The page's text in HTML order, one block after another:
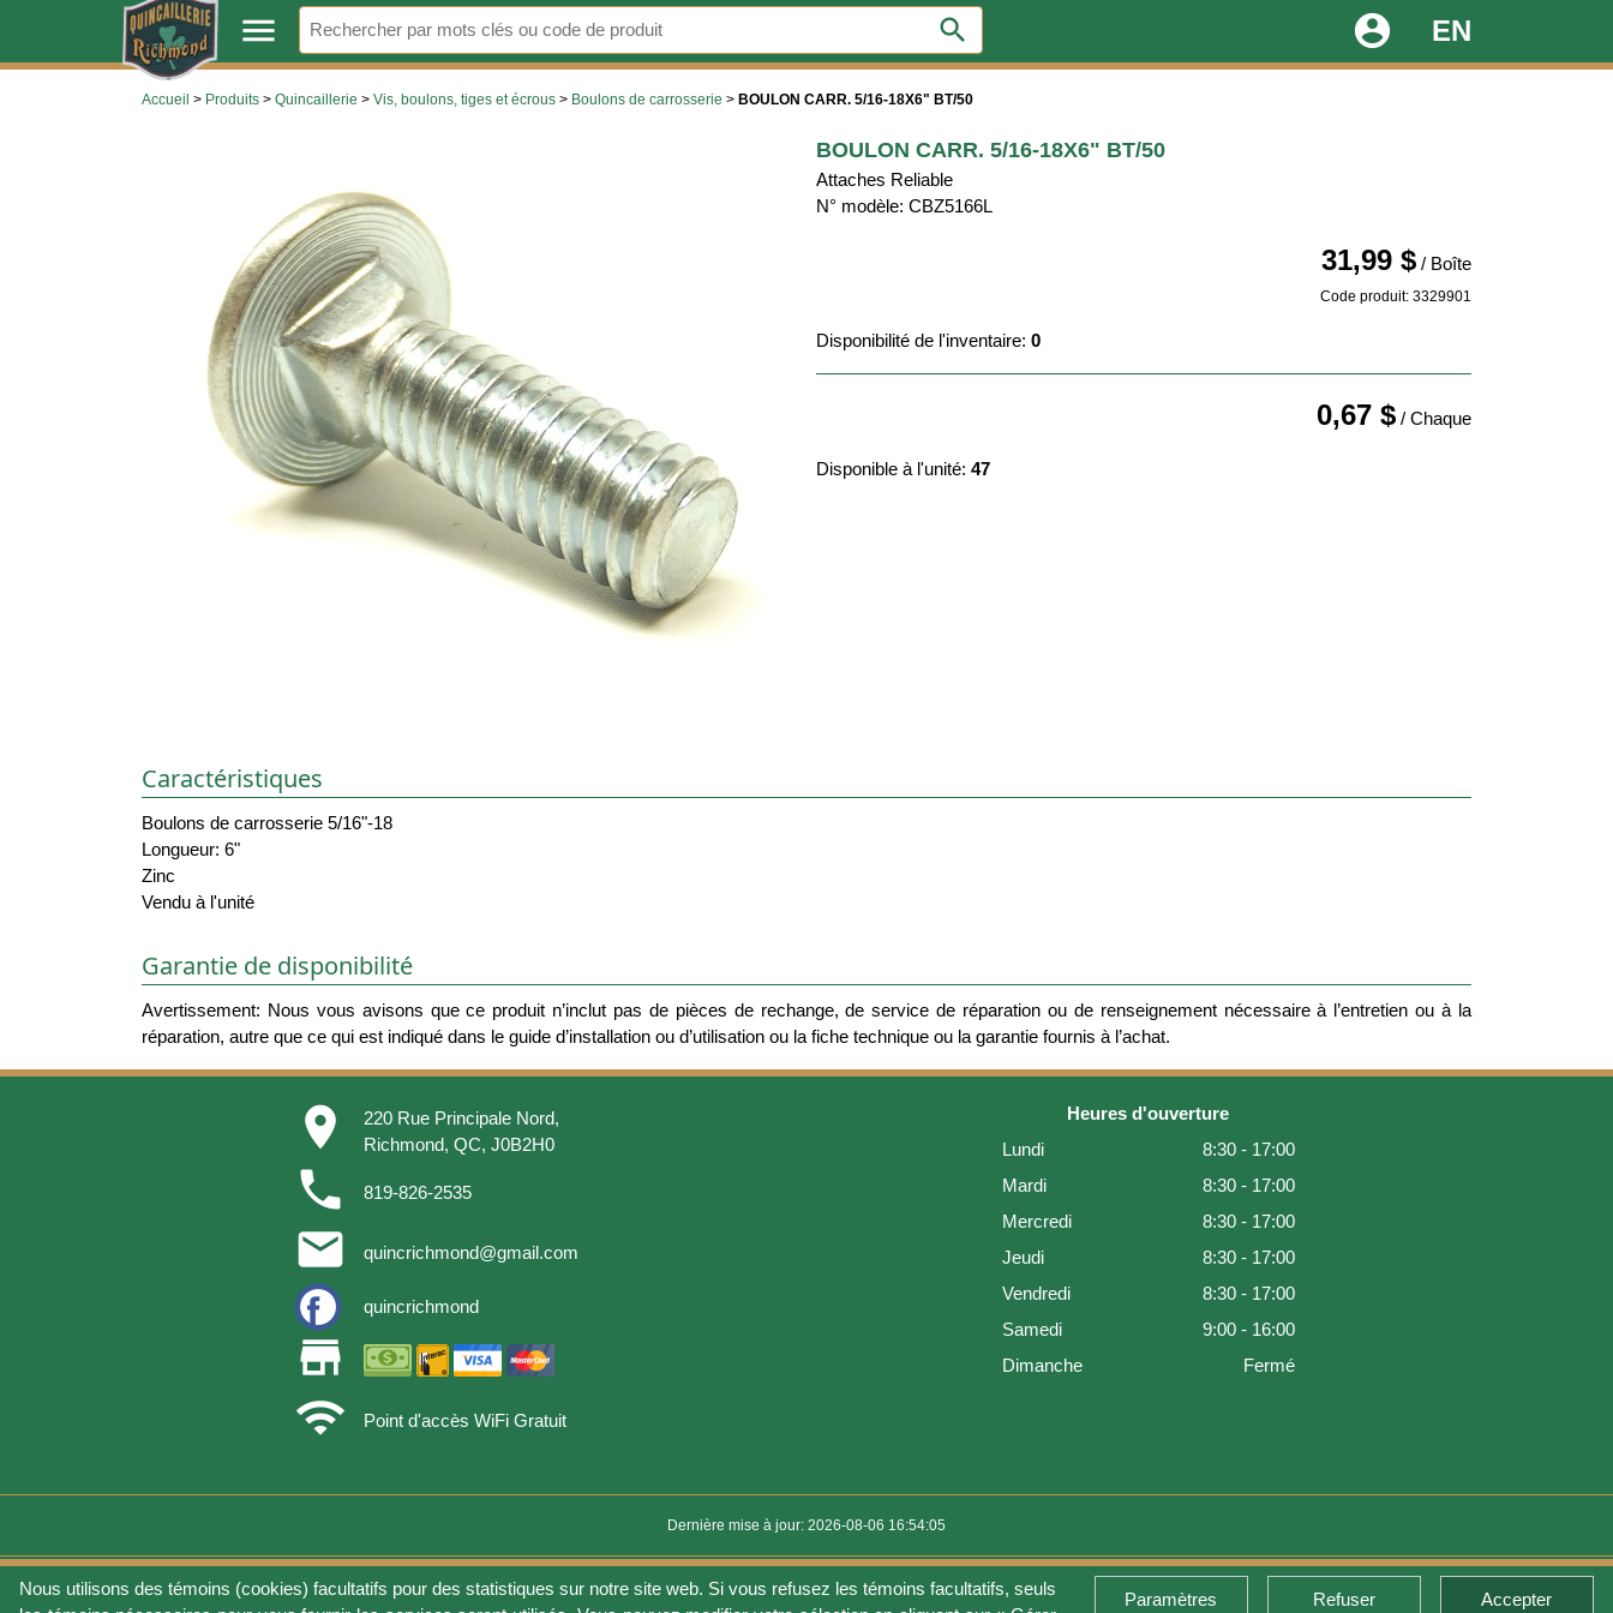
. menu search EN
account_circle
Nous utilisons des témoins (cookies) facultatifs pour des statistiques sur notre site web. Si vous refusez les témoins facultatifs, seuls
Paramètres Refuser Accepter
Accueil > Produits > Quincaillerie > Vis, boulons, tiges et écrous > Boulons de carrosserie > BOULON CARR. 5/16-18X6" BT/50
BOULON CARR. 5/16-18X6" BT/50
Attaches Reliable
N° modèle: CBZ5166L
31,99 $/ Boîte
Code produit: 3329901
Disponibilité de l'inventaire: 0
0,67 $/ Chaque
Disponible à l'unité: 47
Caractéristiques
Boulons de carrosserie 5/16"-18
Longueur: 6"
Zinc
Vendu à l'unité
Garantie de disponibilité
Avertissement: Nous vous avisons que ce produit n’inclut pas de pièces de rechange, de service de réparation ou de renseignement nécessaire à l’entretien ou à la
réparation, autre que ce qui est indiqué dans le guide d’installation ou d’utilisation ou la fiche technique ou la garantie fournis à l’achat.
place
220 Rue Principale Nord,
Richmond, QC, J0B2H0
phone 819-826-2535
email quincrichmond@gmail.com
quincrichmond
store
wifi
Point d'accès WiFi Gratuit
Heures d'ouverture
Lundi
8:30 - 17:00
Mardi
8:30 - 17:00
Mercredi
8:30 - 17:00
Jeudi
8:30 - 17:00
Vendredi
8:30 - 17:00
Samedi
9:00 - 16:00
Dimanche
Fermé
Dernière mise à jour: 2026-08-06 16:54:05